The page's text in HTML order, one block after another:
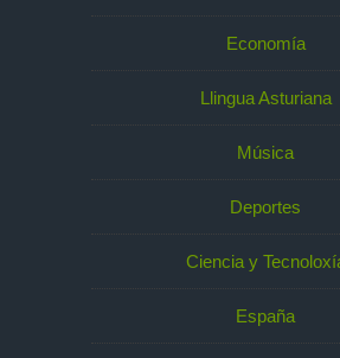
Economía
Llingua Asturiana
Música
Deportes
Ciencia y
España